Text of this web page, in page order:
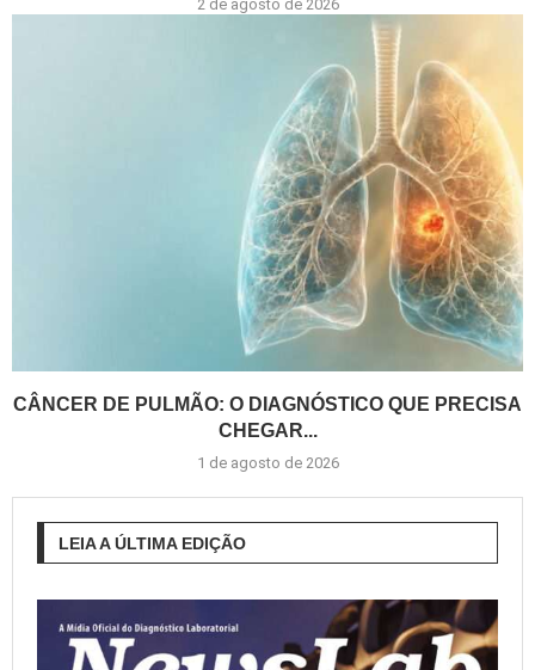
2 de agosto de 2026
CÂNCER DE PULMÃO: O DIAGNÓSTICO QUE PRECISA
CHEGAR...
1 de agosto de 2026
LEIA A ÚLTIMA EDIÇÃO